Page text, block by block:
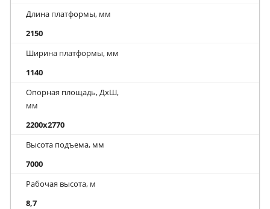
Длина платформы, мм
2150
Ширина платформы, мм
1140
Опорная площадь, ДхШ,
мм
2200x2770
Высота подъема, мм
7000
Рабочая высота, м
8,7